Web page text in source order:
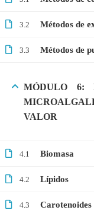
3.2 Métodos de
3.3 Métodos de
MÓDULO 6:
VALOR
4.1 Biomasa
4.2 Lípidos
4.3 Carotenoides
Biología Molecular
Ciencias Ambientales
Especialización
General
Medicina
Microbiología